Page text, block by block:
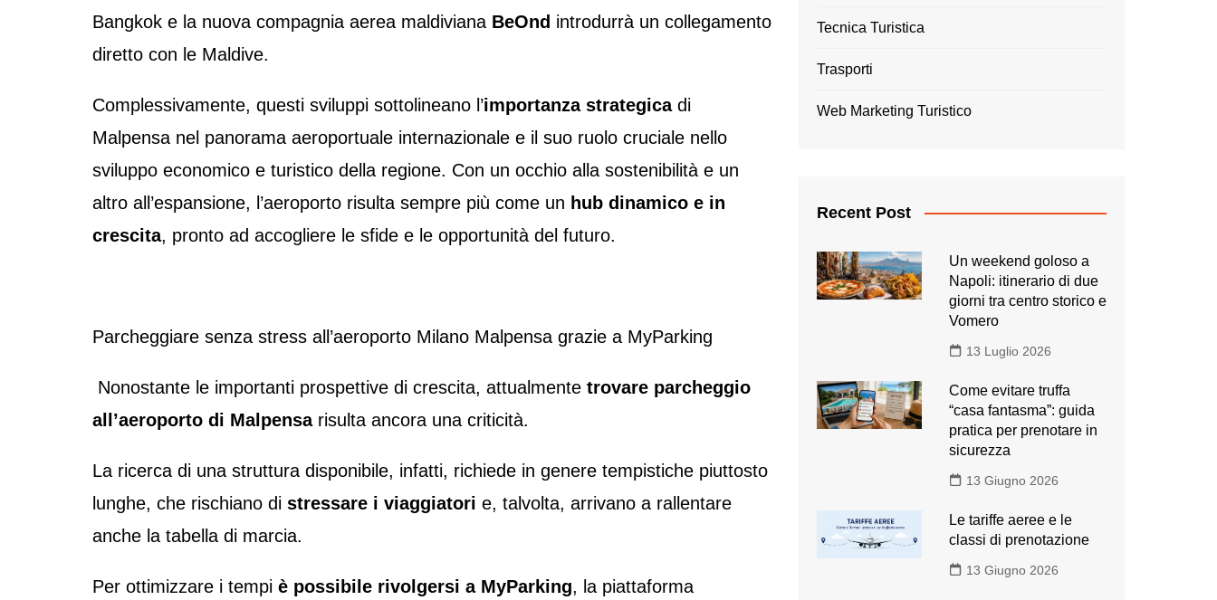
Bangkok e la nuova compagnia aerea maldiviana BeOnd introdurrà un collegamento
diretto con le Maldive.
Complessivamente, questi sviluppi sottolineano l’importanza strategica di
Malpensa nel panorama aeroportuale internazionale e il suo ruolo cruciale nello
sviluppo economico e turistico della regione. Con un occhio alla sostenibilità e un
altro all’espansione, l’aeroporto risulta sempre più come un hub dinamico e in
crescita, pronto ad accogliere le sfide e le opportunità del futuro.
Parcheggiare senza stress all’aeroporto Milano Malpensa grazie a MyParking
Nonostante le importanti prospettive di crescita, attualmente trovare parcheggio
all’aeroporto di Malpensarisulta ancora una criticità.
La ricerca di una struttura disponibile, infatti, richiede in genere tempistiche piuttosto
lunghe, che rischiano di stressare i viaggiatori e, talvolta, arrivano a rallentare
anche la tabella di marcia.
Per ottimizzare i tempi è possibile rivolgersi a MyParking, la piattaforma
Tecnica Turistica
Trasporti
Web Marketing Turistico
Recent Post
Un weekend goloso a
Napoli: itinerario di due
giorni tra centro storico e
Vomero
13 Luglio 2026
Come evitare truffa
“casa fantasma”: guida
pratica per prenotare in
sicurezza
13 Giugno 2026
Le tariffe aeree e le
classi di prenotazione
13 Giugno 2026